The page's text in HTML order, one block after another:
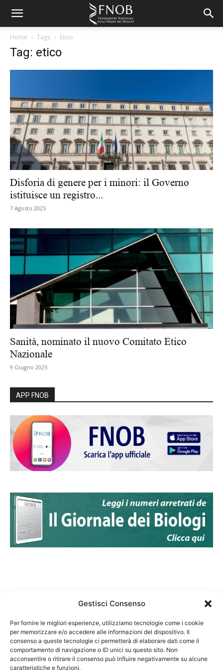
Gestisci Consenso
Per fornire le migliori esperienze, utilizziamo tecnologie come i cookie
per memorizzare e/o accedere alle informazioni del dispositivo. Il
consenso a queste tecnologie ci permetterà di elaborare dati come il
comportamento di navigazione o ID unici su questo sito. Non
acconsentire o ritirare il consenso può influire negativamente su alcune
caratteristiche e funzioni.
Home Tags Etico
Tag: etico
Disforia di genere per i minori: il Governo
istituisce un registro...
7 Agosto 2025
Sanità, nominato il nuovo Comitato Etico
Nazionale
9 Giugno 2025
APP FNOB
Federazione Nazionale Degli Ordini dei Biologi:
codice fiscale 80069130583
Responsabile sito internet www.fnob.it: Vincenzo